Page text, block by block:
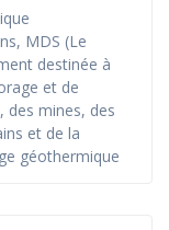
MDS (Le
destinée à
et de
des mines, des
et de la
géothermique